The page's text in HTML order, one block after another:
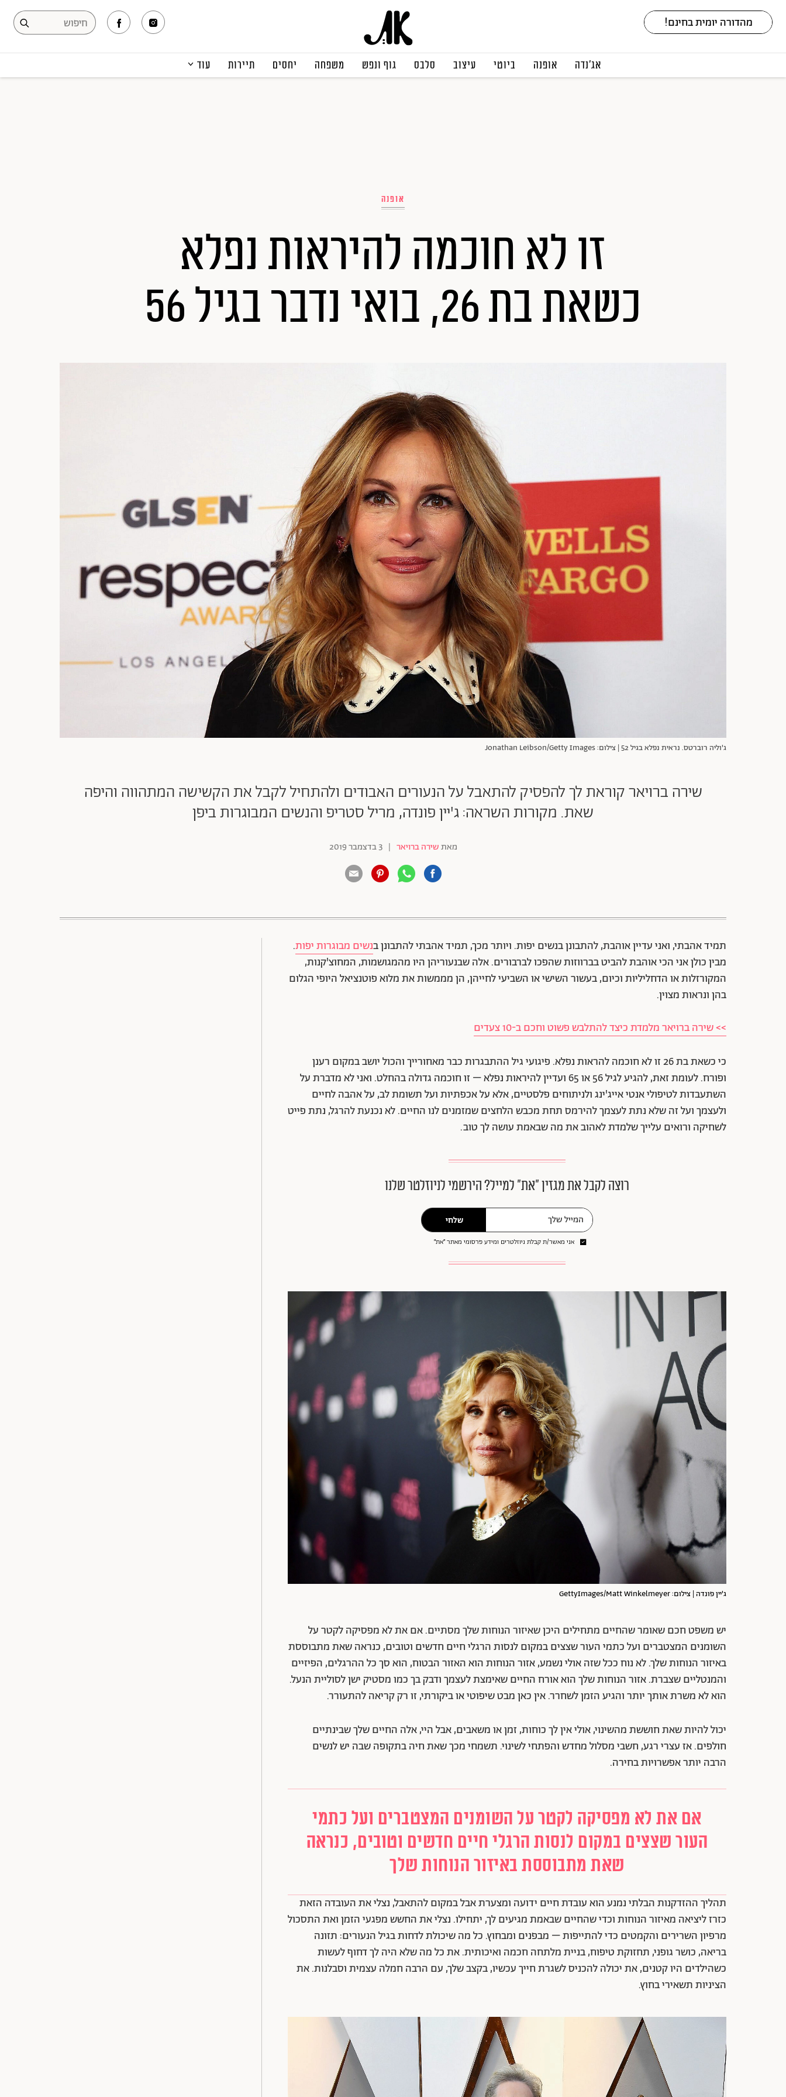
אג׳נדה אופנה ביוטי עיצוב סלבס גוף ונפש משפחה יחסים תיירות עוד
אופנה
זו לא חוכמה להיראות נפלא
כשאת בת 26, בואי נדבר בגיל 56
ג'וליה רוברטס. נראית נפלא בגיל 52 | צילום: Jonathan Leibson/Getty Images
שירה ברויאר קוראת לך להפסיק להתאבל על הנעורים האבודים ולהתחיל לקבל את הקשישה המתהווה והיפה
שאת. מקורות השראה: ג'יין פונדה, מריל סטריפ והנשים המבוגרות ביפן
מאתשירה ברויאר | 3 בדצמבר 2019
תמיד אהבתי, ואני עדיין אוהבת, להתבונן בנשים יפות. ויותר מכך, תמיד אהבתי להתבונן בנשים מבוגרות יפות.
מבין כולן אני הכי אוהבת להביט בברווזות שהפכו לברבורים. אלה שבנעוריהן היו מהמגושמות, המחוצ'קנות,
המקורזלות או הדחליליות וכיום, בעשור השישי או השביעי לחייהן, הן מממשות את מלוא פוטנציאל היופי הגלום
בהן ונראות מצוין.
>> שירה ברויאר מלמדת כיצד להתלבש פשוט וחכם ב-10 צעדים
כי כשאת בת 26 זו לא חוכמה להראות נפלא. פיגועי גיל ההתבגרות כבר מאחורייך והכול יושב במקום רענן
ופורח. לעומת זאת, להגיע לגיל 56 או 65 ועדיין להיראות נפלא – זו חוכמה גדולה בהחלט. ואני לא מדברת על
השתעבדות לטיפולי אנטי אייג'ינג ולניתוחים פלסטיים, אלא על אכפתיות ועל תשומת לב, על אהבה לחיים
ולעצמך ועל זה שלא נתת לעצמך להירמס תחת מכבש הלחצים שמזמנים לנו החיים. לא נכנעת להרגל, נתת פייט
לשחיקה ורואים עלייך שלמדת לאהוב את מה שבאמת עושה לך טוב.
רוצה לקבל את מגזין ״את״ למייל? הירשמי לניוזלטר שלנו
שלחי
אני מאשר/ת קבלת ניוזלטרים ומידע פרסומי מאתר ״את״
ג'יין פונדה | צילום: GettyImages/Matt Winkelmeyer
יש משפט חכם שאומר שהחיים מתחילים היכן שאיזור הנוחות שלך מסתיים. אם את לא מפסיקה לקטר על
השומנים המצטברים ועל כתמי העור שצצים במקום לנסות הרגלי חיים חדשים וטובים, כנראה שאת מתבוססת
באיזור הנוחות שלך. לא נוח ככל שזה אולי נשמע, אזור הנוחות הוא האזור הבטוח, הוא סך כל ההרגלים, הפיזיים
והמנטליים שצברת. אזור הנוחות שלך הוא אורח החיים שאימצת לעצמך ודבק בך כמו מסטיק ישן לסוליית הנעל.
הוא לא משרת אותך יותר והגיע הזמן לשחרר. אין כאן מבט שיפוטי או ביקורתי, זו רק קריאה להתעורר.
יכול להיות שאת חוששת מהשינוי, אולי אין לך כוחות, זמן או משאבים, אבל היי, אלה החיים שלך שבינתיים
חולפים. אז עצרי רגע, חשבי מסלול מחדש והפתחי לשינוי. תשמחי מכך שאת חיה בתקופה שבה יש לנשים
הרבה יותר אפשרויות בחירה.
אם את לא מפסיקה לקטר על השומנים המצטברים ועל כתמי
העור שצצים במקום לנסות הרגלי חיים חדשים וטובים, כנראה
שאת מתבוססת באיזור הנוחות שלך
תהליך ההזדקנות הבלתי נמנע הוא עובדת חיים ידועה ומצערת אבל במקום להתאבל, נצלי את העובדה הזאת
כזרז ליציאה מאיזור הנוחות וכדי שהחיים שבאמת מגיעים לך, יתחילו. נצלי את החשש מפגעי הזמן ואת התסכול
מרפיון השרירים והקמטים כדי להתייפות – מבפנים ומבחוץ. כל מה שיכולת לדחות בגיל הנעורים: תזונה
בריאה, כושר גופני, תחזוקת טיפוח, בניית מלתחה חכמה ואיכותית. את כל מה שלא היה לך דחוף לעשות
כשהילדים היו קטנים, את יכולה להכניס לשגרת חייך עכשיו, בקצב שלך, עם הרבה חמלה עצמית וסבלנות. את
הציניות תשאירי בחוץ.